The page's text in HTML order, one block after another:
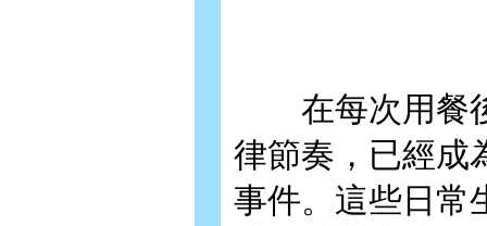
在每次用餐後
律節奏，已經成
事件。這些日常